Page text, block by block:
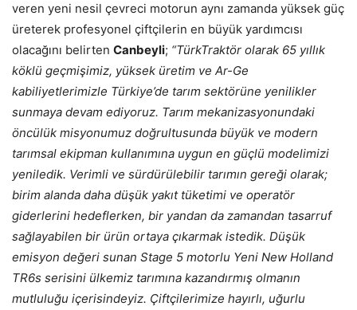
veren yeni nesil çevreci motorun aynı zamanda yüksek güç
üreterek profesyonel çiftçilerin en büyük yardımcısı
olacağını belirten Canbeyli; “TürkTraktör olarak 65 yıllık
köklü geçmişimiz, yüksek üretim ve Ar-Ge
kabiliyetlerimizle Türkiye’de tarım sektörüne yenilikler
sunmaya devam ediyoruz. Tarım mekanizasyonundaki
öncülük misyonumuz doğrultusunda büyük ve modern
tarımsal ekipman kullanımına uygun en güçlü modelimizi
yeniledik. Verimli ve sürdürülebilir tarımın gereği olarak;
birim alanda daha düşük yakıt tüketimi ve operatör
giderlerini hedeflerken, bir yandan da zamandan tasarruf
sağlayabilen bir ürün ortaya çıkarmak istedik. Düşük
emisyon değeri sunan Stage 5 motorlu Yeni New Holland
TR6s serisini ülkemiz tarımına kazandırmış olmanın
mutluluğu içerisindeyiz. Çiftçilerimize hayırlı, uğurlu